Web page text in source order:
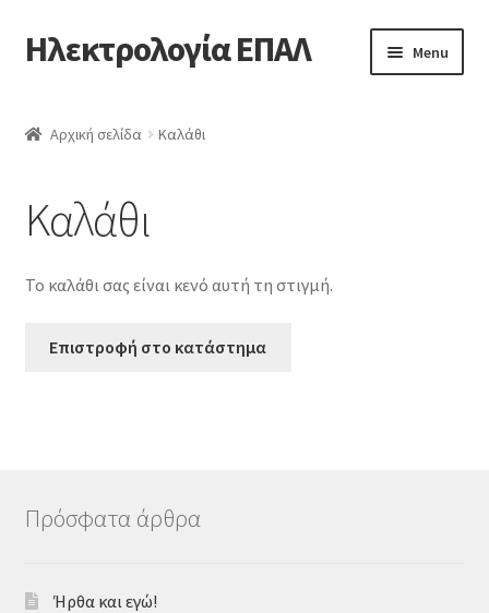
Skip
to
Skip
to
Ηλεκτρολογία ΕΠΑΛ Menu
Δείγμα σελίδας
Ένα τμήμα αρχικής σελίδας
Κατάστημα
Αρχική σελίδα Καλάθι
Καλάθι
Το καλάθι σας είναι κενό αυτή τη στιγμή.
Επιστροφή στο κατάστημα
Πρόσφατα άρθρα
Ήρθα και εγώ!